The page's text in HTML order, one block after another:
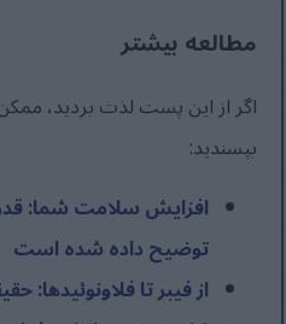
مطالعه بیشتر
اگر از این پست لذت بردید،
بپسندید:
افزایش سلامت شما:
توضیح داده شده است
از فیبر تا فلاونوئیدها: